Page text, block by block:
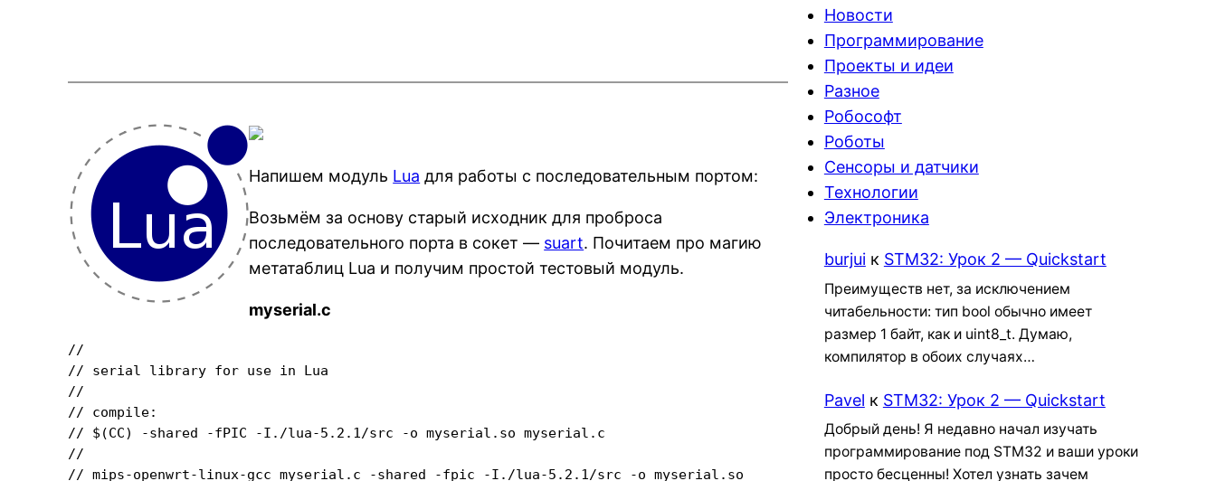
Напишем модуль Lua для работы с последовательным портом:
Возьмём за основу старый исходник для проброса
последовательного порта в сокет — suart. Почитаем про магию
метатаблиц Lua и получим простой тестовый модуль.
myserial.c
//
// serial library for use in Lua
//
// compile:
// $(CC) -shared -fPIC -I./lua-5.2.1/src -o myserial.so myserial.c
//
// mips-openwrt-linux-gcc myserial.c -shared -fpic -I./lua-5.2.1/src -o myserial.so
Новости
Программирование
Проекты и идеи
Разное
Робософт
Роботы
Сенсоры и датчики
Технологии
Электроника
burjuiк STM32: Урок 2 — Quickstart
Преимуществ нет, за исключением
читабельности: тип bool обычно имеет
размер 1 байт, как и uint8_t. Думаю,
компилятор в обоих случаях…
Pavel к STM32: Урок 2 — Quickstart
Добрый день! Я недавно начал изучать
программирование под STM32 и ваши уроки
просто бесценны! Хотел узнать зачем